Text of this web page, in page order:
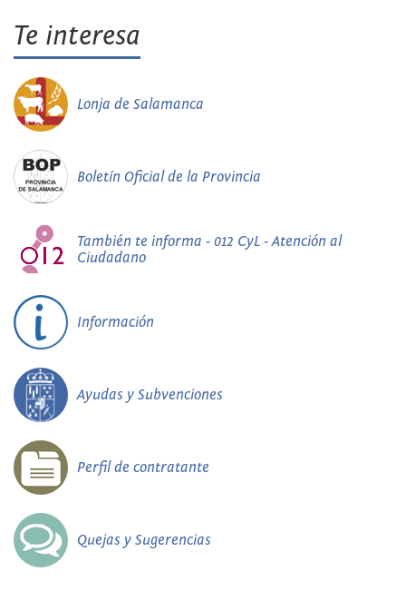
Te interesa
Lonja de Salamanca
Boletín Oficial de la Provincia
También te informa - 012 CyL - Atención al
Ciudadano
Información
Ayudas y Subvenciones
Perfil de contratante
Quejas y Sugerencias